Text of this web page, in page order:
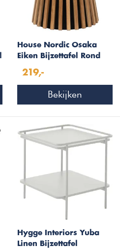
House Nordic Osaka
Eiken Bijzettafel Rond
219,-
Bekijken
Hygge Interiors Yuba
Linen Bijzettafel